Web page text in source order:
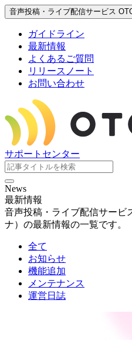
音声投稿・ライブ配信サービス
ガイドライン
最新情報
よくあるご質問
リリースノート
お問い合わせ
サポートセンター
News
最新情報
音声投稿・ライブ配信サービ
ナ）の最新情報の一覧です。
全て
お知らせ
機能追加
メンテナンス
運営日誌